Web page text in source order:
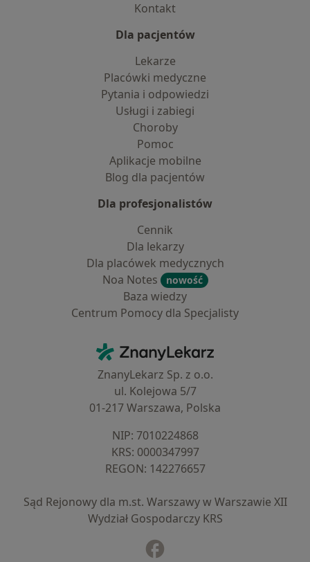
Kontakt
Dla pacjentów
Lekarze
Placówki medyczne
Pytania i odpowiedzi
Usługi i zabiegi
Choroby
Pomoc
Aplikacje mobilne
Blog dla pacjentów
Dla profesjonalistów
Cennik
Dla lekarzy
Dla placówek medycznych
Noa Notes
nowość
Baza wiedzy
Centrum Pomocy dla Specjalisty
ZnanyLekarz - Strona główna
ZnanyLekarz Sp. z o.o.
ul. Kolejowa 5/7
01-217 Warszawa, Polska
NIP: ⁠7010224868
KRS: ⁠0000347997
REGON: ⁠142276657
Sąd Rejonowy dla m.st. Warszawy w Warszawie XII
Wydział Gospodarczy KRS